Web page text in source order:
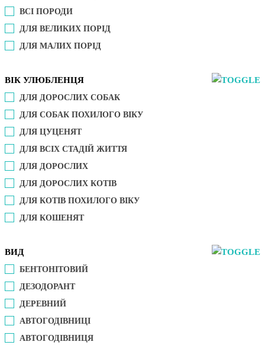
ВСІ ПОРОДИ
ДЛЯ ВЕЛИКИХ ПОРІД
ДЛЯ МАЛИХ ПОРІД
ВІК УЛЮБЛЕНЦЯ
ДЛЯ ДОРОСЛИХ СОБАК
ДЛЯ СОБАК ПОХИЛОГО ВІКУ
ДЛЯ ЦУЦЕНЯТ
ДЛЯ ВСІХ СТАДІЙ ЖИТТЯ
ДЛЯ ДОРОСЛИХ
ДЛЯ ДОРОСЛИХ КОТІВ
ДЛЯ КОТІВ ПОХИЛОГО ВІКУ
ДЛЯ КОШЕНЯТ
ВИД
БЕНТОНІТОВИЙ
ДЕЗОДОРАНТ
ДЕРЕВНИЙ
АВТОГОДІВНИЦІ
АВТОГОДІВНИЦЯ